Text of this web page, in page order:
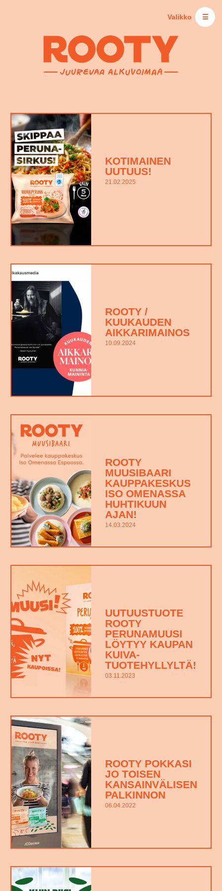
Valikko ☰
KOTIMAINEN
UUTUUS!
21.02.2025
ROOTY /
KUUKAUDEN
AIKKARIMAINOS
10.09.2024
ROOTY
MUUSIBAARI
KAUPPAKESKUS
ISO OMENASSA
HUHTIKUUN
AJAN!
14.03.2024
UUTUUSTUOTE
ROOTY
PERUNAMUUSI
LÖYTYY KAUPAN
KUIVA-
TUOTEHYLLYLTÄ!
03.11.2023
ROOTY POKKASI
JO TOISEN
KANSAINVÄLISEN
PALKINNON
06.04.2022